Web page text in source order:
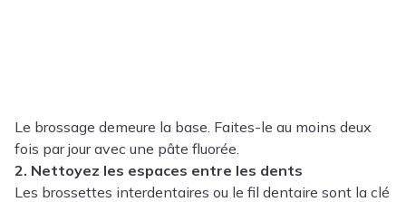
Le brossage demeure la base. Faites-le au moins deux
fois par jour avec une pâte fluorée.
2. Nettoyez les espaces entre les dents
Les brossettes interdentaires ou le fil dentaire sont la clé